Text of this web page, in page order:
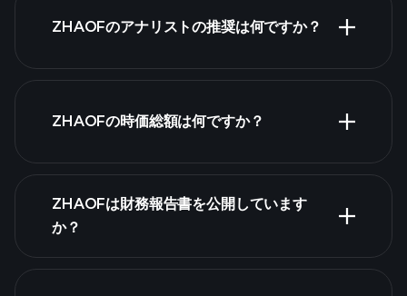
ZHAOFチャー
ZHAOFのアナリストの推奨は何ですか？
ZHAOFの時価総額は何ですか？
株式リス
ト
ZHAOFは財務報告書を公開しています
か？